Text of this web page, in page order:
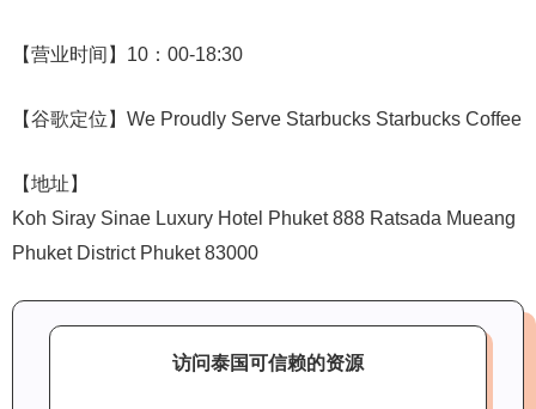
【营业时间】10：00-18:30
【谷歌定位】We Proudly Serve Starbucks Starbucks Coffee
【地址】
Koh Siray Sinae Luxury Hotel Phuket 888 Ratsada Mueang
Phuket District Phuket 83000
访问泰国可信赖的资源